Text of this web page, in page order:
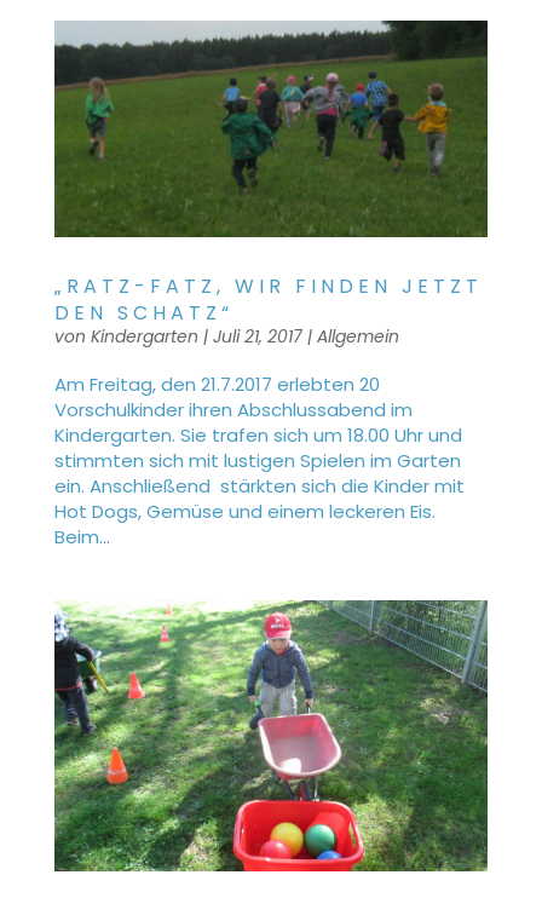
„RATZ-FATZ, WIR FINDEN JETZT
DEN SCHATZ“
von Kindergarten | Juli 21, 2017| Allgemein
Am Freitag, den 21.7.2017 erlebten 20
Vorschulkinder ihren Abschlussabend im
Kindergarten. Sie trafen sich um 18.00 Uhr und
stimmten sich mit lustigen Spielen im Garten
ein. Anschließend stärkten sich die Kinder mit
Hot Dogs, Gemüse und einem leckeren Eis.
Beim...